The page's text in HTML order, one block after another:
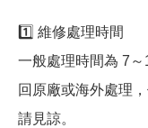
1️⃣ 維修處理時間
一般處理時間為 7
回原廠或海外處理
請見諒。